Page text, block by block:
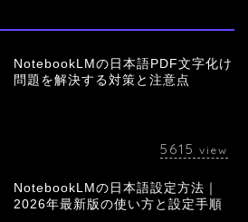
NotebookLMの日本語PDF文字化け
問題を解決する対策と注意点
5615 view
NotebookLMの日本語設定方法｜
2026年最新版の使い方と設定手順
会社概要